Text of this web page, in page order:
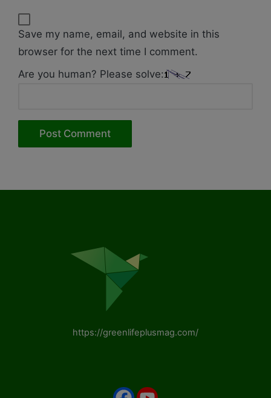
Save my name, email, and website in this
browser for the next time I comment.
Are you human? Please solve:
https://greenlifeplusmag.com/